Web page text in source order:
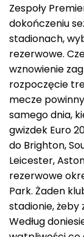
Zespoły
dokończeniu
stadionach,
rezerwowe.
wznowienie
rozpoczęcie
mecze
samego dnia,
gwizdek Euro
do Brighton,
Leicester,
rezerwowe
Park. Żaden
stadionie,
Według